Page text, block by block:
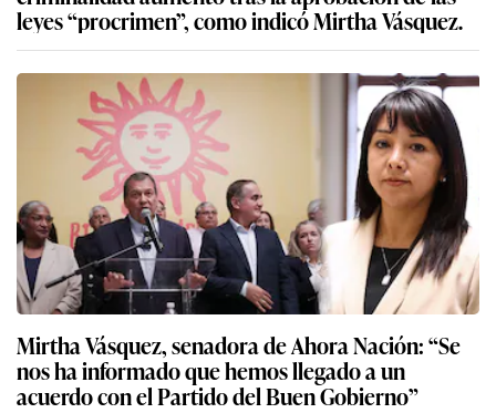
leyes “procrimen”, como indicó Mirtha Vásquez.
Mirtha Vásquez, senadora de Ahora Nación: “Se
nos ha informado que hemos llegado a un
acuerdo con el Partido del Buen Gobierno”